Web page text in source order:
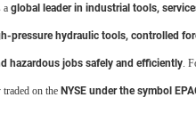
a global leader in industrial tools,
pressure hydraulic tools, controlled
hazardous jobs safely and efficiently.
on the NYSE under the symbol